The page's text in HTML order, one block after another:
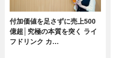
付加価値を足さずに売上500
億超│究極の本質を突く ライ
フドリンク カ…